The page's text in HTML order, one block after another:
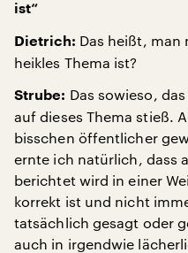
ist“
Dietrich: Das heißt, man
heikles Thema ist?
Strube: Das sowieso,
auf dieses Thema stieß.
bisschen öffentlicher
ernte ich natürlich, dass
berichtet wird in einer
korrekt ist und nicht
tatsächlich gesagt oder
auch in irgendwie